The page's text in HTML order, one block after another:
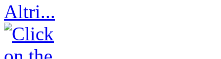
Altri...